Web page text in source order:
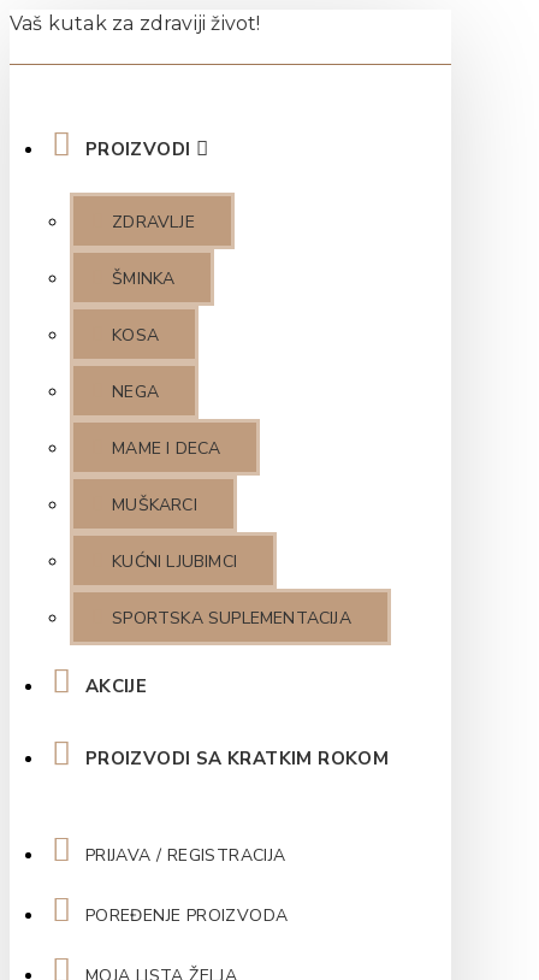
Vaš kutak za zdraviji život!
PROIZVODI
ZDRAVLJE
ŠMINKA
KOSA
NEGA
MAME I DECA
MUŠKARCI
KUĆNI LJUBIMCI
SPORTSKA SUPLEMENTACIJA
AKCIJE
PROIZVODI SA KRATKIM ROKOM
PRIJAVA / REGISTRACIJA
POREĐENJE PROIZVODA